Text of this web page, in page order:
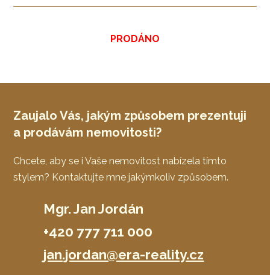
PRODÁNO
Zaujalo Vás, jakým způsobem prezentuji
a prodávám nemovitosti?
Chcete, aby se i Vaše nemovitost nabízela tímto
stylem? Kontaktujte mne jakýmkoliv způsobem.
Mgr. Jan Jordán
+420 777 711 000
jan.jordan@era-reality.cz